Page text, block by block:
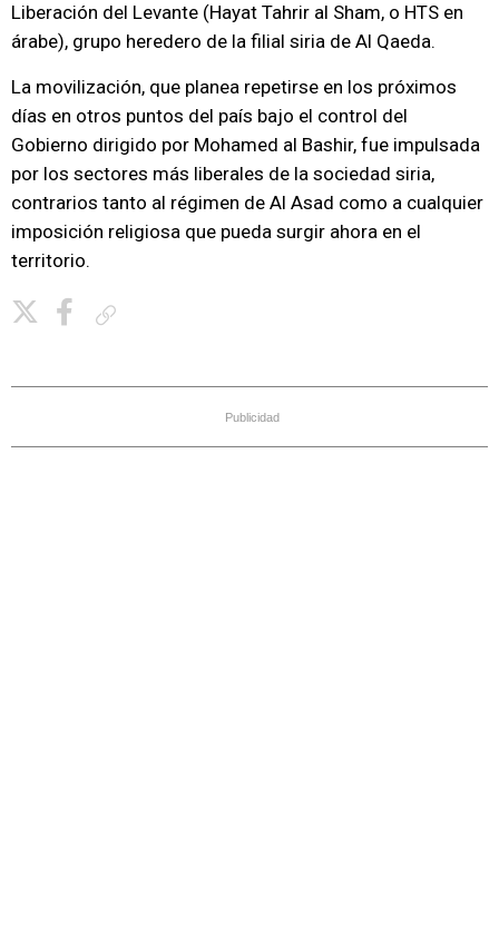
Liberación del Levante (Hayat Tahrir al Sham, o HTS en
árabe), grupo heredero de la filial siria de Al Qaeda.
La movilización, que planea repetirse en los próximos
días en otros puntos del país bajo el control del
Gobierno dirigido por Mohamed al Bashir, fue impulsada
por los sectores más liberales de la sociedad siria,
contrarios tanto al régimen de Al Asad como a cualquier
imposición religiosa que pueda surgir ahora en el
territorio.
Publicidad